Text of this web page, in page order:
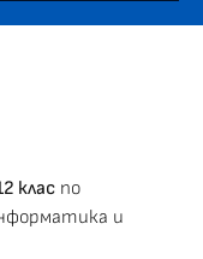
клас по
и